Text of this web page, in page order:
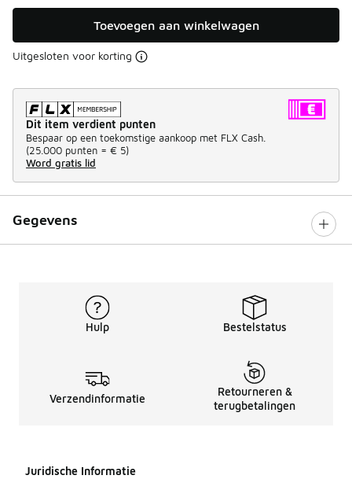
Toevoegen aan winkelwagen
Uitgesloten voor korting
Dit item verdient punten
Bespaar op een toekomstige aankoop met FLX Cash.
(25.000 punten = € 5)
Word gratis lid
Gegevens
Hulp Bestelstatus
Verzendinformatie
Retourneren &
terugbetalingen
Juridische Informatie